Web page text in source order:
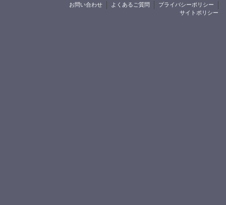
お問い合わせ よくあるご質問
プライバシーポリシー
サイトポリシー